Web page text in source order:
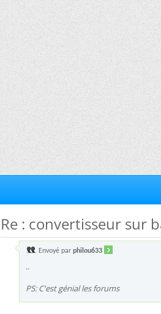
Re : convertisseur sur
Envoyé par philou633
..
PS: C'est génial les forums